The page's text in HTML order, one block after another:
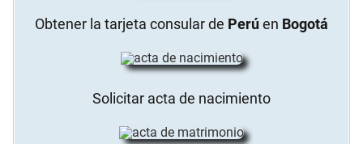
Obtener la tarjeta consular de Perúen Bogotá
Solicitar acta de nacimiento